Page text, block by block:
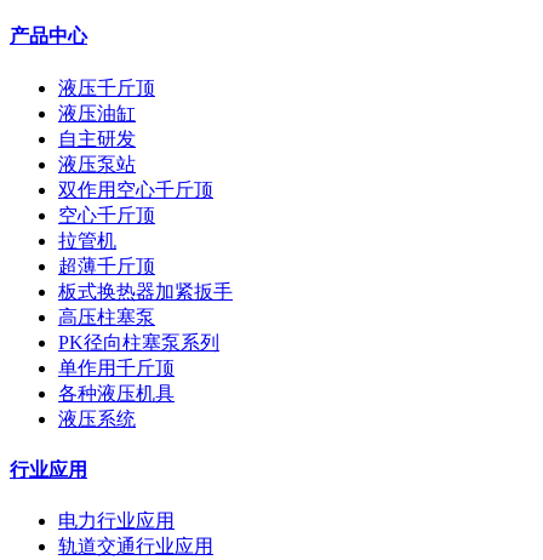
产品中心
液压千斤顶
液压油缸
自主研发
液压泵站
双作用空心千斤顶
空心千斤顶
拉管机
超薄千斤顶
板式换热器加紧扳手
高压柱塞泵
PK径向柱塞泵系列
单作用千斤顶
各种液压机具
液压系统
行业应用
电力行业应用
轨道交通行业应用